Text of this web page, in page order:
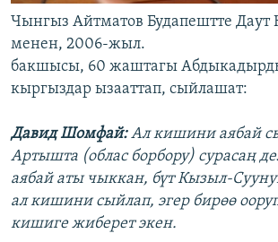
Чынгыз Айтматов Будапештте
менен, 2006-жыл.
бакшысы, 60 жаштагы
кыргыздар ызааттап, сыйлашат:
Давид Шомфай: Ал кишини аябай
Артышта (облас борбору) сурасаң
аябай аты чыккан, бүт Кызыл-
ал кишини сыйлап, эгер бирөө
кишиге жиберет экен.